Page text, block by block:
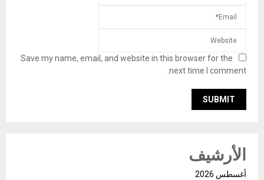
Save my name, email, and website in this browser for the
next time I comment.
الأرشيف
أغسطس 2026